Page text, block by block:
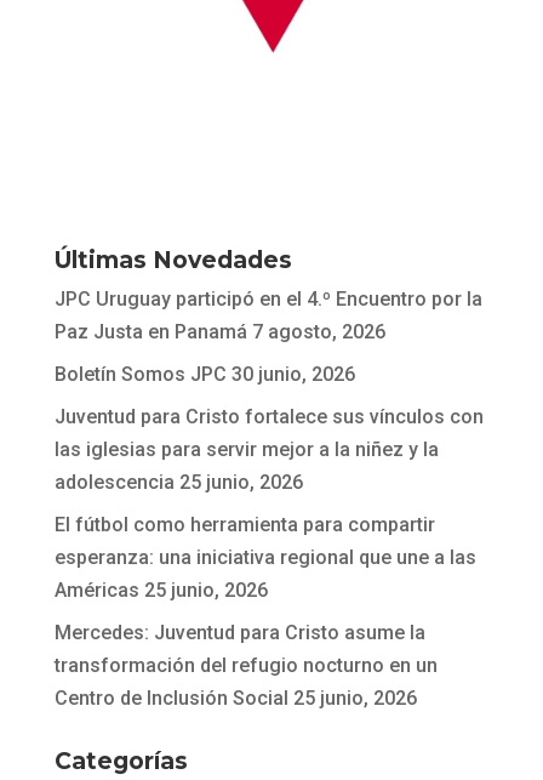
Últimas Novedades
JPC Uruguay participó en el 4.º Encuentro por la
Paz Justa en Panamá 7 agosto, 2026
Boletín Somos JPC 30 junio, 2026
Juventud para Cristo fortalece sus vínculos con
las iglesias para servir mejor a la niñez y la
adolescencia 25 junio, 2026
El fútbol como herramienta para compartir
esperanza: una iniciativa regional que une a las
Américas 25 junio, 2026
Mercedes: Juventud para Cristo asume la
transformación del refugio nocturno en un
Centro de Inclusión Social 25 junio, 2026
Categorías